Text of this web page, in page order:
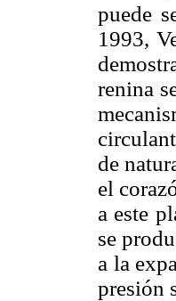
puede
1993,
renina
de
el
a este
se
a la
presión